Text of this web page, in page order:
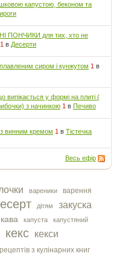
капустою, беконом та
ПОНЧИКИ для тих, хто не
1 в Десерти
сиром і кунжутом 1 в
випікається у формі на плиті (
з начинкою 1 вПечиво
винним кремом 1 вТістечка
Весь ефір
вареники варення
дітям
закуска
кава капуста капустяний
кекс кекси
з кулінарних книг